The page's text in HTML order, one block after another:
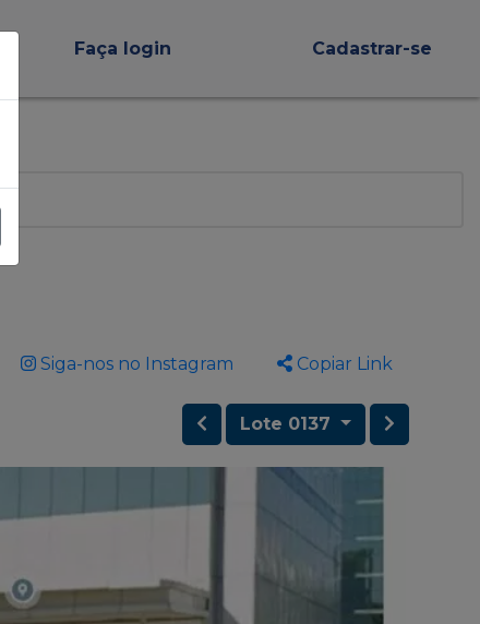
Faça login Cadastrar-se
Siga-nos no Instagram Copiar Link
Lote 0137